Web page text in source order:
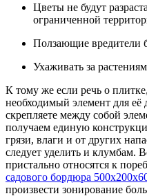
Цветы не будут
ограниченной
Ползающие вредители
Ухаживать за
К тому же если речь о
необходимый элемент для
скрепляете между собой
получаем единую
грязи, влаги и от других
следует уделить и клумбам.
пристально относятся к
садового бордюра
произвести зонирование